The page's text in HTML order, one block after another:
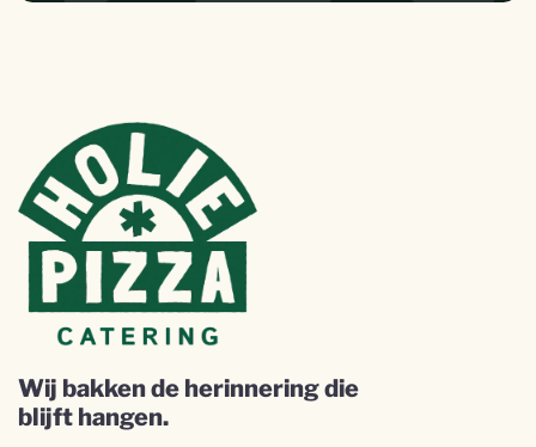
Wij bakken de herinnering die
blijft hangen.